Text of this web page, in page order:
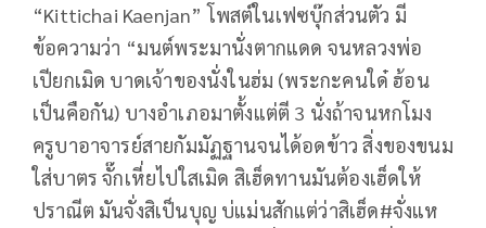
“Kittichai Kaenjan” โพสต์ในเฟซบุ๊กส่วนตัว มี
ข้อความว่า “มนต์พระมานั่งตากแดด จนหลวงพ่อ
เปียกเมิด บาดเจ้าของนั่งในฮ่ม (พระกะคนใด๋ ฮ้อน
เป็นคือกัน) บางอำเภอมาตั้งแต่ตี 3 นั่งถ้าจนหกโมง
ครูบาอาจารย์สายกัมมัฏฐานจนได้อดข้าว สิ่งของขนม
ใส่บาตร จั๊กเหี่ยไปใสเมิด สิเฮ็ดทานมันต้องเฮ็ดให้
ปราณีต มันจั่งสิเป็นบุญ บ่แม่นสักแต่ว่าสิเฮ็ด#จั่งแห